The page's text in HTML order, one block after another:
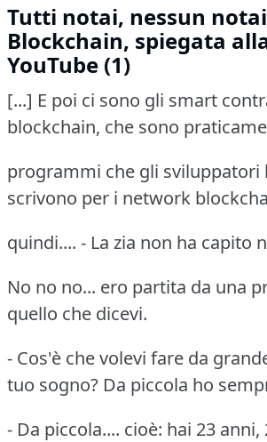
Tutti notai, nessun
Blockchain, spiegata
YouTube (1)
[...] E poi ci sono gli smart
blockchain, che sono
programmi che gli sviluppatori
scrivono per i network
quindi.... - La zia non ha capito
No no no... ero partita da una
quello che dicevi.
- Cos'è che volevi fare da
tuo sogno? Da piccola ho
- Da piccola.... cioè: hai 23 anni,